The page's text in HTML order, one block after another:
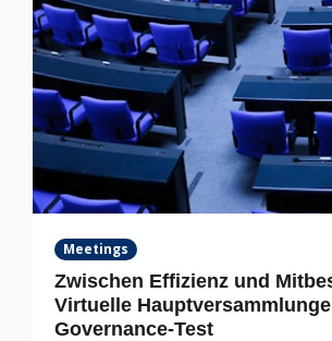
Meetings
Zwischen Effizienz und
Virtuelle
Governance-Test